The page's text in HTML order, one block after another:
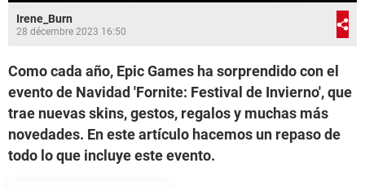
Irene_Burn
28 décembre 2023 16:50
Como cada año, Epic Games ha sorprendido con el
evento de Navidad 'Fornite: Festival de Invierno', que
trae nuevas skins, gestos, regalos y muchas más
novedades. En este artículo hacemos un repaso de
todo lo que incluye este evento.